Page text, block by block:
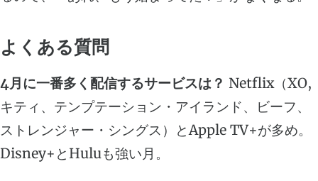
よくある質問
4月に一番多く配信するサービスは？ Netflix（XO,
キティ、テンプテーション・アイランド、ビーフ、
ストレンジャー・シングス）とApple TV+が多め。
Disney+とHuluも強い月。